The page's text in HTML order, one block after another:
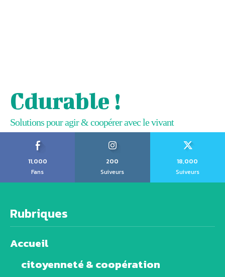
Cdurable !
Solutions pour agir & coopérer avec le vivant
11,000
Fans
200
Suiveurs
18,000
Suiveurs
Rubriques
Accueil
citoyenneté & coopération